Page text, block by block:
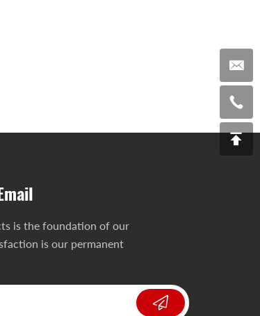
is the foundation of our
is our permanent